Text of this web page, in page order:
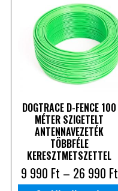
DOGTRACE D-FENCE 100
MÉTER SZIGETELT
ANTENNAVEZETÉK
TÖBBFÉLE
KERESZTMETSZETTEL
9 990 Ft – 26 990 Ft